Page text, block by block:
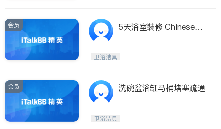
会员
5天浴室裝修 Chineseha
卫浴洁具
会员 洗碗盆浴缸马桶堵塞疏通
卫浴洁具